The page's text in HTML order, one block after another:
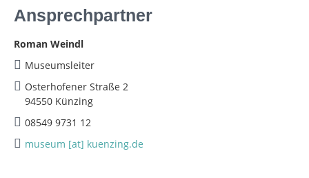
Ansprechpartner
Roman Weindl
Museumsleiter
Osterhofener Straße 2
94550 Künzing
08549 9731 12
museum [at] kuenzing.de